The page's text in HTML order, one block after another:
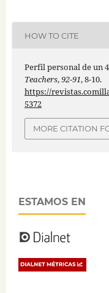
HOW TO CITE
Perfil personal de un
Teachers,92-91, 8-10.
https://
5372
MORE CITATION
ESTAMOS EN